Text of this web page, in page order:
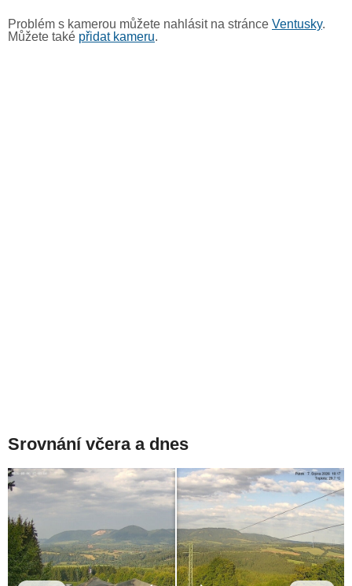
Problém s kamerou můžete nahlásit na stránce Ventusky.
Můžete také přidat kameru.
Srovnání včera a dnes